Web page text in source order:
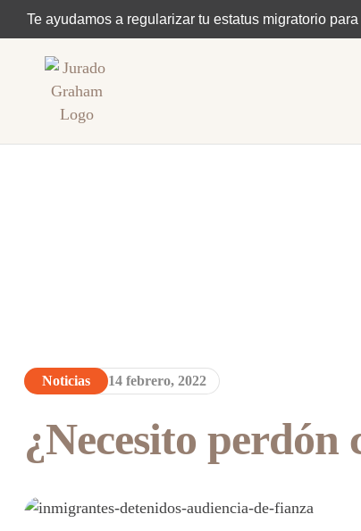
Te ayudamos a regularizar tu estatus migratorio
Noticias 14 febrero, 2022
¿Necesito perdón